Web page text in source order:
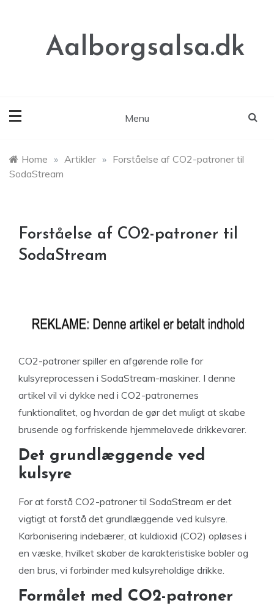
Aalborgsalsa.dk
Menu
Home » Artikler » Forståelse af CO2-patroner til
SodaStream
Forståelse af CO2-patroner til
SodaStream
CO2-patroner spiller en afgørende rolle for
kulsyreprocessen i SodaStream-maskiner. I denne
artikel vil vi dykke ned i CO2-patronernes
funktionalitet, og hvordan de gør det muligt at skabe
brusende og forfriskende hjemmelavede drikkevarer.
Det grundlæggende ved
kulsyre
For at forstå CO2-patroner til SodaStream er det
vigtigt at forstå det grundlæggende ved kulsyre.
Karbonisering indebærer, at kuldioxid (CO2) opløses i
en væske, hvilket skaber de karakteristiske bobler og
den brus, vi forbinder med kulsyreholdige drikke.
Formålet med CO2-patroner